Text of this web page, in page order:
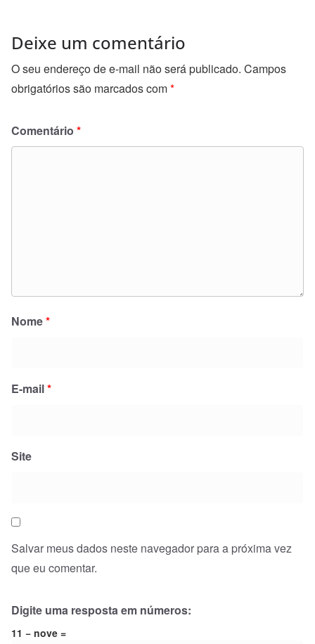
Deixe um comentário
O seu endereço de e-mail não será publicado. Campos
obrigatórios são marcados com*
Comentário *
Nome*
E-mail*
Site
Salvar meus dados neste navegador para a próxima vez
que eu comentar.
Digite uma resposta em números:
11 − nove =